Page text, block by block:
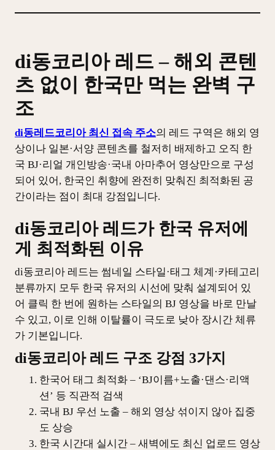
di동코리아 레드 – 해외 콘텐
츠 없이 한국만 먹는 완벽 구
조
di동레드코리아 최신 접속 주소의 레드 구역은 해외 영
상이나 일본·서양 콘텐츠를 철저히 배제하고 오직 한
국 BJ·리얼 개인방송·국내 아마추어 영상만으로 구성
되어 있어, 한국인 취향에 완전히 맞춰진 최적화된 공
간이라는 점이 최대 강점입니다.
di동코리아 레드가 한국 유저에
게 최적화된 이유
di동코리아 레드는 썸네일 스타일·태그 체계·카테고리
분류까지 모두 한국 유저의 시선에 맞춰 설계되어 있
어 클릭 한 번에 원하는 스타일의 BJ 영상을 바로 만날
수 있고, 이로 인해 이탈률이 극도로 낮아 장시간 체류
가 기본입니다.
di동코리아 레드 구조 강점 3가지
한국어 태그 최적화 – ‘BJ이름+노출·댄스·리액
션’ 등 직관적 검색
국내 BJ 우선 노출 – 해외 영상 섞이지 않아 집중
도 상승
한국 시간대 실시간 – 새벽에도 최신 업로드 영상